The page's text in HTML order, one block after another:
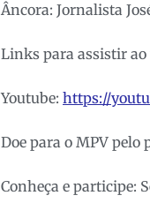
Âncora: Jornalista
Links para assistir ao
Youtube: https://
Doe para o MPV pelo
Conheça e participe: